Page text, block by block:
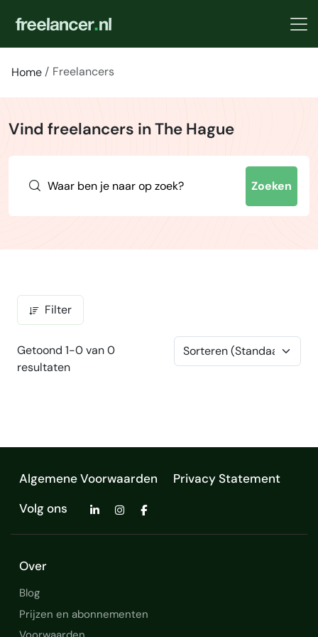
Home Freelancers
Vind freelancers in The Hague
Zoeken
Filter
Getoond 1-0 van 0
resultaten
Algemene Voorwaarden
Privacy Statement
Volg ons
Over
Blog
Prijzen en abonnementen